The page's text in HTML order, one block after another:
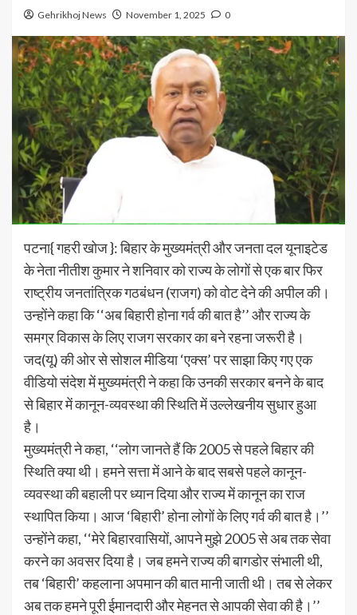
Gehrikhoj News November 1, 2025 0
पटना{ गहरी खोज }: बिहार के मुख्यमंत्री और जनता दल यूनाइटेड
के नेता नीतीश कुमार ने शनिवार को राज्य के लोगों से एक बार फिर
राष्ट्रीय जनतांत्रिक गठबंधन (राजग) को वोट देने की अपील की।
उन्होंने कहा कि ‘‘अब बिहारी होना गर्व की बात है’’ और राज्य के
समग्र विकास के लिए राजग सरकार का बने रहना जरूरी है।
जद(यू) की ओर से सोशल मीडिया ‘एक्स’ पर साझा किए गए एक
वीडियो संदेश में मुख्यमंत्री ने कहा कि उनकी सरकार बनने के बाद
से बिहार में कानून-व्यवस्था की स्थिति में उल्लेखनीय सुधार हुआ
है।
मुख्यमंत्री ने कहा, ‘‘लोग जानते हैं कि 2005 से पहले बिहार की
स्थिति क्या थी। हमने सत्ता में आने के बाद सबसे पहले कानून-
व्यवस्था की बहाली पर ध्यान दिया और राज्य में कानून का राज
स्थापित किया। आज ‘बिहारी’ होना लोगों के लिए गर्व की बात है।’’
उन्होंने कहा, ‘‘मेरे बिहारवासियों, आपने मुझे 2005 से अब तक सेवा
करने का अवसर दिया है। जब हमने राज्य की बागडोर संभाली थी,
तब ‘बिहारी’ कहलाना अपमान की बात मानी जाती थी। तब से लेकर
अब तक हमने पूरी ईमानदारी और मेहनत से आपकी सेवा की है।’’